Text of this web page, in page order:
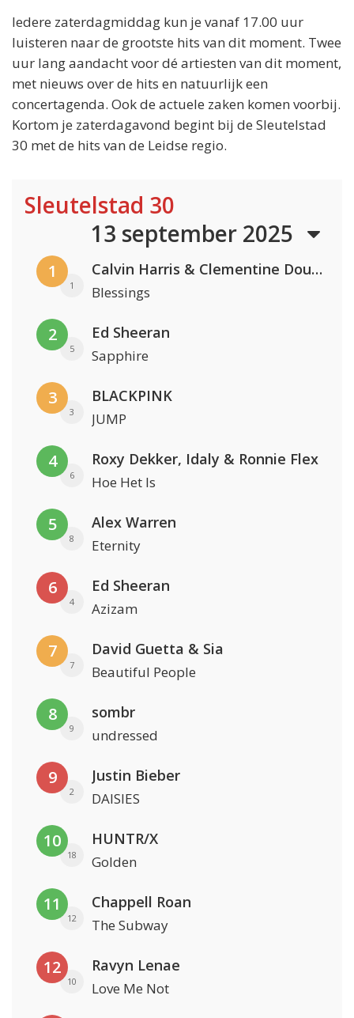
Iedere zaterdagmiddag kun je vanaf 17.00 uur
luisteren naar de grootste hits van dit moment. Twee
uur lang aandacht voor dé artiesten van dit moment,
met nieuws over de hits en natuurlijk een
concertagenda. Ook de actuele zaken komen voorbij.
Kortom je zaterdagavond begint bij de Sleutelstad
30 met de hits van de Leidse regio.
Sleutelstad 30
13 september 2025
1
1
Calvin Harris & Clementine Douglas
Blessings
2
5
Ed Sheeran
Sapphire
3
3
BLACKPINK
JUMP
4
6
Roxy Dekker, Idaly & Ronnie Flex
Hoe Het Is
5
8
Alex Warren
Eternity
6
4
Ed Sheeran
Azizam
7
7
David Guetta & Sia
Beautiful People
8
9
sombr
undressed
9
2
Justin Bieber
DAISIES
10
18
HUNTR/X
Golden
11
12
Chappell Roan
The Subway
12
10
Ravyn Lenae
Love Me Not